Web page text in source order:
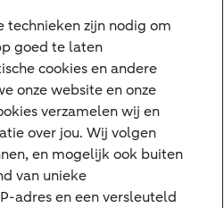
technieken zijn nodig om
goed te laten
cookies en andere
onze website en onze
verzamelen wij en
over jou. Wij volgen
en mogelijk ook buiten
van unieke
adres en een versleuteld